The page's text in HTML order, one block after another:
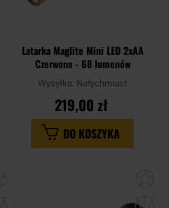
Latarka Maglite Mini LED 2xAA
Czerwona - 68 lumenów
Wysyłka: Natychmiast
219,00 zł
DO KOSZYKA